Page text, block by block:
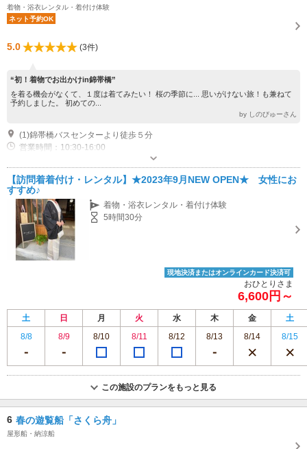
着物・浴衣レンタル・着付け体験
ネット予約OK
5.0 (3件)
“初！着物でお出かけin錦帯橋”
を着る機会がなくて、１度は着てみたい！ 桜の季節に... 思いがけない旅！も兼ねて
予約しました。 初めての...
by しのびゅーさん
(1)錦帯橋バスセンターより徒歩５分
営業時間：10:30-16:00
近隣駐車場あり（有料）300台 錦帯橋下河原へお願いいたします。
【訪問着着付け・レンタル】★2023年9月NEW OPEN★ 女性にお
すすめ♪
着物・浴衣レンタル・着付け体験
5時間30分
現地決済またはオンラインカード決済可
おひとりさま
6,600円～
土 日 月 火 水 木 金
土
8/8
8/9 8/10 8/11 8/12 8/13 8/14 8/15
この施設のプランをもっと見る
6 春の遊覧船「さくら舟」
屋形船・納涼船